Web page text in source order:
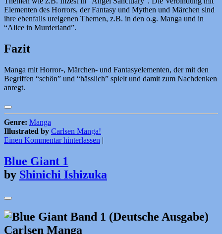
Elementen des Horrors, der Fantasy und Mythen und Märchen sind
ihre ebenfalls ureigenen Themen, z.B. in den o.g. Manga und in
“Alice in Murderland”.
Fazit
Manga mit Horror-, Märchen- und Fantasyelementen, der mit den
Begriffen “schön” und “hässlich” spielt und damit zum Nachdenken
anregt.
Genre: Manga
Illustrated by Carlsen Manga!
Einen Kommentar hinterlassen |
Blue Giant 1
by Shinichi Ishizuka